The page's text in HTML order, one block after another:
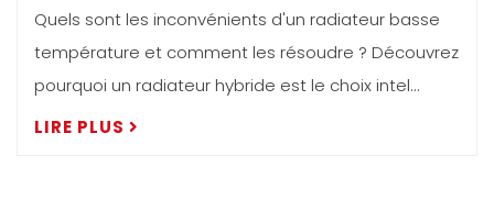
Quels sont les inconvénients d'un radiateur basse
température et comment les résoudre ? Découvrez
pourquoi un radiateur hybride est le choix intel...
LIRE PLUS